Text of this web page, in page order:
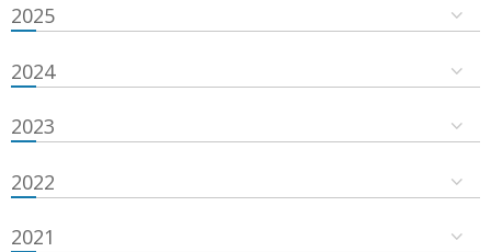
2025
2024
2023
2022
2021